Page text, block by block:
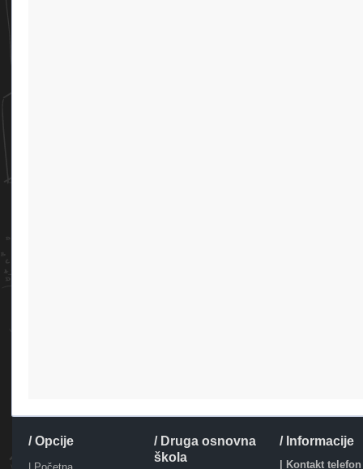
/ Opcije
/ Druga osnovna
škola
/ Informacije
| Kontakt telefon